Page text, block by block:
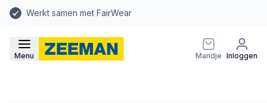
Werkt samen met FairWear
Menu Mandje Inloggen